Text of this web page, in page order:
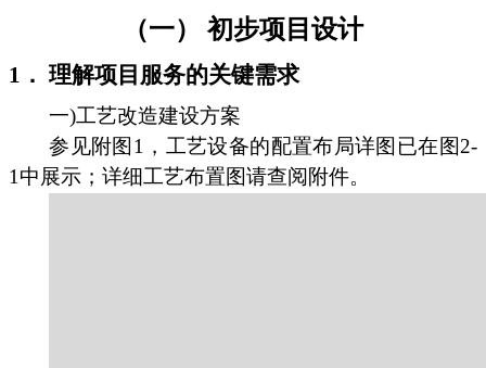
（一） 初步项目设计
1． 理解项目服务的关键需求
一)工艺改造建设方案
参见附图1，工艺设备的配置布局详图已在图2-
1中展示；详细工艺布置图请查阅附件。